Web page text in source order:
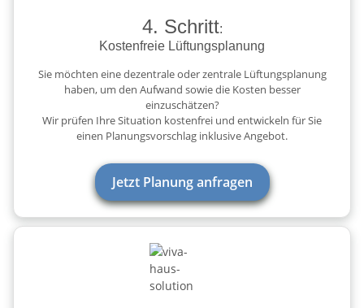
4. Schritt:
Kostenfreie Lüftungsplanung
Sie möchten eine dezentrale oder zentrale Lüftungsplanung
haben, um den Aufwand sowie die Kosten besser
einzuschätzen?
Wir prüfen Ihre Situation kostenfrei und entwickeln für Sie
einen Planungsvorschlag inklusive Angebot.
Jetzt Planung anfragen